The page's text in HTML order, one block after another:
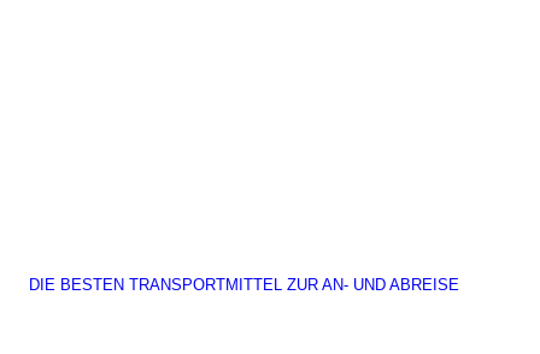
DIE BESTEN TRANSPORTMITTEL ZUR AN- UND ABREISE